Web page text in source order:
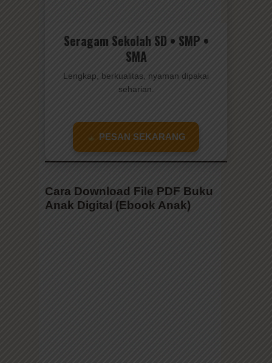
Seragam Sekolah SD • SMP •
SMA
seharian.
Anak Digital (Ebook Anak)